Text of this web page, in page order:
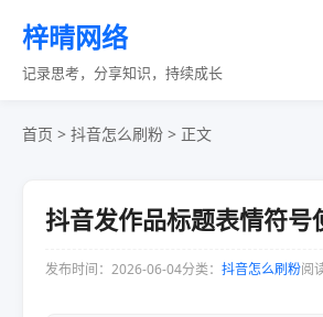
梓晴网络
记录思考，分享知识，持续成长
首页 > 抖音怎么刷粉 > 正文
抖音发作品标题表情符号
发布时间：2026-06-04分类： 抖音怎么刷粉阅